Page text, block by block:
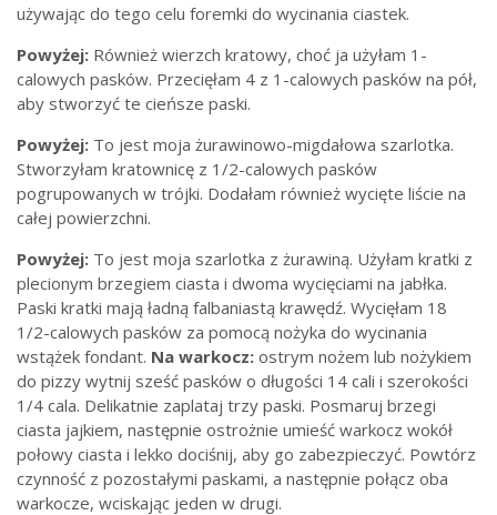
używając do tego celu foremki do wycinania ciastek.
Powyżej: Również wierzch kratowy, choć ja użyłam 1-
calowych pasków. Przecięłam 4 z 1-calowych pasków na pół,
aby stworzyć te cieńsze paski.
Powyżej: To jest moja żurawinowo-migdałowa szarlotka.
Stworzyłam kratownicę z 1/2-calowych pasków
pogrupowanych w trójki. Dodałam również wycięte liście na
całej powierzchni.
Powyżej: To jest moja szarlotka z żurawiną. Użyłam kratki z
plecionym brzegiem ciasta i dwoma wycięciami na jabłka.
Paski kratki mają ładną falbaniastą krawędź. Wycięłam 18
1/2-calowych pasków za pomocą nożyka do wycinania
wstążek fondant. Na warkocz: ostrym nożem lub nożykiem
do pizzy wytnij sześć pasków o długości 14 cali i szerokości
1/4 cala. Delikatnie zaplataj trzy paski. Posmaruj brzegi
ciasta jajkiem, następnie ostrożnie umieść warkocz wokół
połowy ciasta i lekko dociśnij, aby go zabezpieczyć. Powtórz
czynność z pozostałymi paskami, a następnie połącz oba
warkocze, wciskając jeden w drugi.